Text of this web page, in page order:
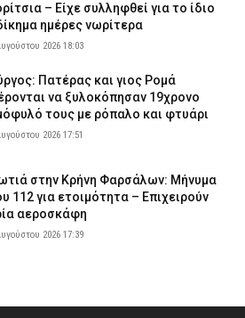
– Είχε συλληφθεί για το ίδιο
ημέρες νωρίτερα
2026 18:03
Πατέρας και γιος Ρομά
να ξυλοκόπησαν 19χρονο
τους με ρόπαλο και φτυάρι
2026 17:51
στην Κρήνη Φαρσάλων: Μήνυμα
112 για ετοιμότητα – Επιχειρούν
αεροσκάφη
2026 17:39